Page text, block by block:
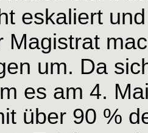
eskaliert
Magistrat
um. Da
es am 4.
über 90 %